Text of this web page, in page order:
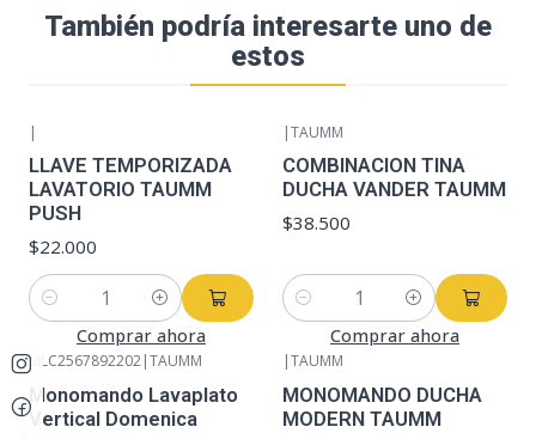
También podría interesarte uno de
estos
|
LLAVE TEMPORIZADA
LAVATORIO TAUMM
PUSH
$22.000
Cantidad
Comprar ahora
|TAUMM
COMBINACION TINA
DUCHA VANDER TAUMM
$38.500
Cantidad
Comprar ahora
MLC2567892202|TAUMM
Monomando Lavaplato
Vertical Domenica
|TAUMM
MONOMANDO DUCHA
MODERN TAUMM